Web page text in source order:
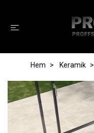
Hem Keramik